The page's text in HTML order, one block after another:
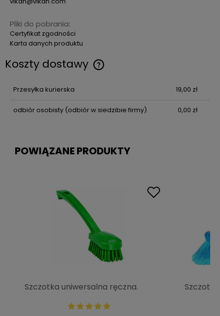
Pliki do pobrania:
Certyfikat zgodności
Karta danych produktu
Koszty dostawy
Przesyłka kurierska 19,00 zł
odbiór osobisty(odbiór w siedzibie firmy) 0,00 zł
POWIĄZANE PRODUKTY
Szczotka uniwersalna ręczna.
średnia zielona | VIKAN 30882